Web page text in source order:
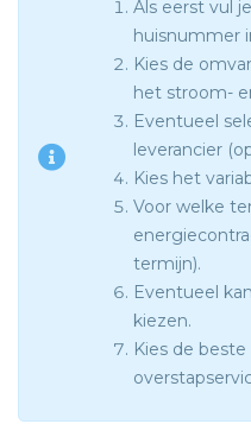
Als eerst vul
huisnummer
Kies de
het stroom-
Eventueel
leverancier
Kies het
Voor welke
termijn).
Eventueel
kiezen.
Kies de